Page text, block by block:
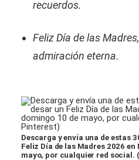
recuerdos.
Feliz Día de las
admiración eterna.
Descarga y envía una de estas
Feliz Día de las Madres 2026
mayo, por cualquier red social.